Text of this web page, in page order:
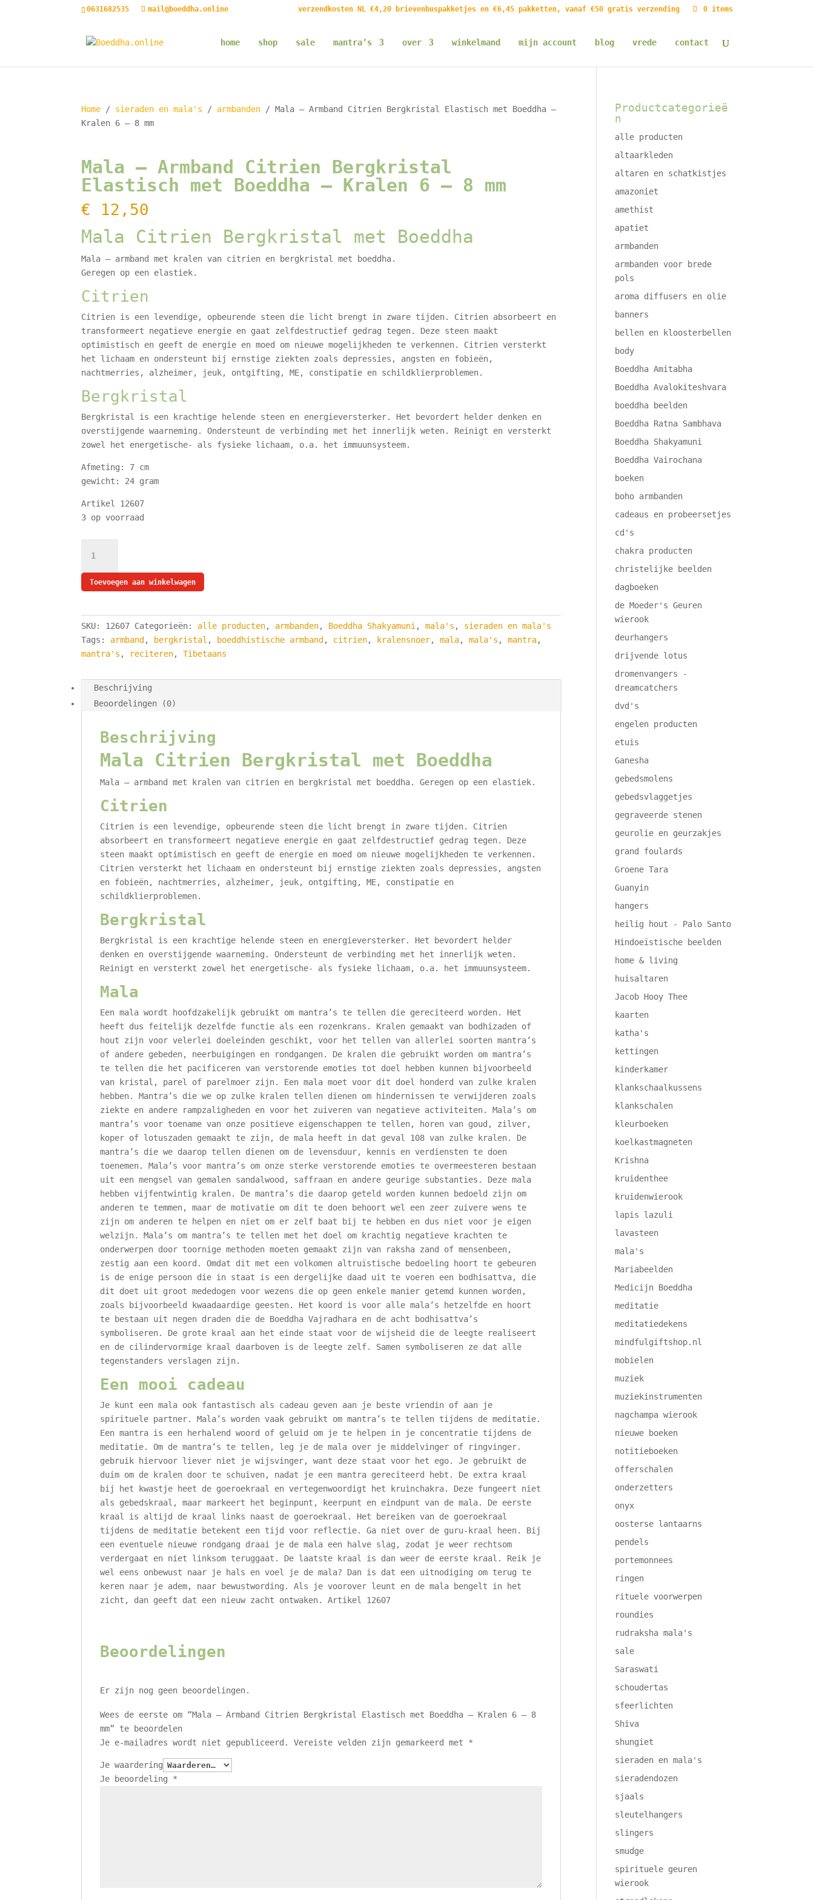
0631682535 mail@boeddha.online verzendkosten NL €4,20 brievenbuspakketjes en €6,45 pakketten, vanaf €50 gratis verzending 0 items
home shop sale mantra’s over winkelmand mijn account blog vrede contact
Home / sieraden en mala's / armbanden / Mala – Armband Citrien Bergkristal Elastisch met Boeddha –
Kralen 6 – 8 mm
Mala – Armband Citrien Bergkristal
Elastisch met Boeddha – Kralen 6 – 8 mm
€ 12,50
Mala Citrien Bergkristal met Boeddha
Mala – armband met kralen van citrien en bergkristal met boeddha.
Geregen op een elastiek.
Citrien
Citrien is een levendige, opbeurende steen die licht brengt in zware tijden. Citrien absorbeert en
transformeert negatieve energie en gaat zelfdestructief gedrag tegen. Deze steen maakt
optimistisch en geeft de energie en moed om nieuwe mogelijkheden te verkennen. Citrien versterkt
het lichaam en ondersteunt bij ernstige ziekten zoals depressies, angsten en fobieën,
nachtmerries, alzheimer, jeuk, ontgifting, ME, constipatie en schildklierproblemen.
Bergkristal
Bergkristal is een krachtige helende steen en energieversterker. Het bevordert helder denken en
overstijgende waarneming. Ondersteunt de verbinding met het innerlijk weten. Reinigt en versterkt
zowel het energetische- als fysieke lichaam, o.a. het immuunsysteem.
Afmeting: 7 cm
gewicht: 24 gram
Artikel 12607
3 op voorraad
Armband
Citrien
Elastisch
met
Boeddha
-
8
aantal
Toevoegen aan winkelwagen
SKU: 12607 Categorieën: alle producten, armbanden, Boeddha Shakyamuni ,mala's , sieraden en mala's
Tags: armband , bergkristal , boeddhistische armband , citrien, kralensnoer,mala,mala's ,mantra,
mantra's , reciteren,Tibetaans
Beschrijving
Beoordelingen (0)
Beschrijving
Mala Citrien Bergkristal met Boeddha
Mala – armband met kralen van citrien en bergkristal met boeddha. Geregen op een elastiek.
Citrien
Citrien is een levendige, opbeurende steen die licht brengt in zware tijden. Citrien
absorbeert en transformeert negatieve energie en gaat zelfdestructief gedrag tegen. Deze
steen maakt optimistisch en geeft de energie en moed om nieuwe mogelijkheden te verkennen.
Citrien versterkt het lichaam en ondersteunt bij ernstige ziekten zoals depressies, angsten
en fobieën, nachtmerries, alzheimer, jeuk, ontgifting, ME, constipatie en
schildklierproblemen.
Bergkristal
Bergkristal is een krachtige helende steen en energieversterker. Het bevordert helder
denken en overstijgende waarneming. Ondersteunt de verbinding met het innerlijk weten.
Reinigt en versterkt zowel het energetische- als fysieke lichaam, o.a. het immuunsysteem.
Mala
Een mala wordt hoofdzakelijk gebruikt om mantra’s te tellen die gereciteerd worden. Het
heeft dus feitelijk dezelfde functie als een rozenkrans. Kralen gemaakt van bodhizaden of
hout zijn voor velerlei doeleinden geschikt, voor het tellen van allerlei soorten mantra’s
of andere gebeden, neerbuigingen en rondgangen. De kralen die gebruikt worden om mantra’s
te tellen die het pacificeren van verstorende emoties tot doel hebben kunnen bijvoorbeeld
van kristal, parel of parelmoer zijn. Een mala moet voor dit doel honderd van zulke kralen
hebben. Mantra’s die we op zulke kralen tellen dienen om hindernissen te verwijderen zoals
ziekte en andere rampzaligheden en voor het zuiveren van negatieve activiteiten. Mala’s om
mantra’s voor toename van onze positieve eigenschappen te tellen, horen van goud, zilver,
koper of lotuszaden gemaakt te zijn, de mala heeft in dat geval 108 van zulke kralen. De
mantra’s die we daarop tellen dienen om de levensduur, kennis en verdiensten te doen
toenemen. Mala’s voor mantra’s om onze sterke verstorende emoties te overmeesteren bestaan
uit een mengsel van gemalen sandalwood, saffraan en andere geurige substanties. Deze mala
hebben vijfentwintig kralen. De mantra’s die daarop geteld worden kunnen bedoeld zijn om
anderen te temmen, maar de motivatie om dit te doen behoort wel een zeer zuivere wens te
zijn om anderen te helpen en niet om er zelf baat bij te hebben en dus niet voor je eigen
welzijn. Mala’s om mantra’s te tellen met het doel om krachtig negatieve krachten te
onderwerpen door toornige methoden moeten gemaakt zijn van raksha zand of mensenbeen,
zestig aan een koord. Omdat dit met een volkomen altruïstische bedoeling hoort te gebeuren
is de enige persoon die in staat is een dergelijke daad uit te voeren een bodhisattva, die
dit doet uit groot mededogen voor wezens die op geen enkele manier getemd kunnen worden,
zoals bijvoorbeeld kwaadaardige geesten. Het koord is voor alle mala’s hetzelfde en hoort
te bestaan uit negen draden die de Boeddha Vajradhara en de acht bodhisattva’s
symboliseren. De grote kraal aan het einde staat voor de wijsheid die de leegte realiseert
en de cilindervormige kraal daarboven is de leegte zelf. Samen symboliseren ze dat alle
tegenstanders verslagen zijn.
Een mooi cadeau
Je kunt een mala ook fantastisch als cadeau geven aan je beste vriendin of aan je
spirituele partner. Mala’s worden vaak gebruikt om mantra’s te tellen tijdens de meditatie.
Een mantra is een herhalend woord of geluid om je te helpen in je concentratie tijdens de
meditatie. Om de mantra’s te tellen, leg je de mala over je middelvinger of ringvinger.
gebruik hiervoor liever niet je wijsvinger, want deze staat voor het ego. Je gebruikt de
duim om de kralen door te schuiven, nadat je een mantra gereciteerd hebt. De extra kraal
bij het kwastje heet de goeroekraal en vertegenwoordigt het kruinchakra. Deze fungeert niet
als gebedskraal, maar markeert het beginpunt, keerpunt en eindpunt van de mala. De eerste
kraal is altijd de kraal links naast de goeroekraal. Het bereiken van de goeroekraal
tijdens de meditatie betekent een tijd voor reflectie. Ga niet over de guru-kraal heen. Bij
een eventuele nieuwe rondgang draai je de mala een halve slag, zodat je weer rechtsom
verdergaat en niet linksom teruggaat. De laatste kraal is dan weer de eerste kraal. Reik je
wel eens onbewust naar je hals en voel je de mala? Dan is dat een uitnodiging om terug te
keren naar je adem, naar bewustwording. Als je voorover leunt en de mala bengelt in het
zicht, dan geeft dat een nieuw zacht ontwaken. Artikel 12607
Beoordelingen
Er zijn nog geen beoordelingen.
Wees de eerste om “Mala – Armband Citrien Bergkristal Elastisch met Boeddha – Kralen 6 – 8
mm” te beoordelen
Je e-mailadres wordt niet gepubliceerd.
Vereiste velden zijn gemarkeerd met *
Je waardering
Je beoordeling *
Productcategorieë
n
alle producten
altaarkleden
altaren en schatkistjes
amazoniet
amethist
apatiet
armbanden
armbanden voor brede
pols
aroma diffusers en olie
banners
bellen en kloosterbellen
body
Boeddha Amitabha
Boeddha Avalokiteshvara
boeddha beelden
Boeddha Ratna Sambhava
Boeddha Shakyamuni
Boeddha Vairochana
boeken
boho armbanden
cadeaus en probeersetjes
cd's
chakra producten
christelijke beelden
dagboeken
de Moeder's Geuren
wierook
deurhangers
drijvende lotus
dromenvangers -
dreamcatchers
dvd's
engelen producten
etuis
Ganesha
gebedsmolens
gebedsvlaggetjes
gegraveerde stenen
geurolie en geurzakjes
grand foulards
Groene Tara
Guanyin
hangers
heilig hout - Palo Santo
Hindoeïstische beelden
home & living
huisaltaren
Jacob Hooy Thee
kaarten
katha's
kettingen
kinderkamer
klankschaalkussens
klankschalen
kleurboeken
koelkastmagneten
Krishna
kruidenthee
kruidenwierook
lapis lazuli
lavasteen
mala's
Mariabeelden
Medicijn Boeddha
meditatie
meditatiedekens
mindfulgiftshop.nl
mobielen
muziek
muziekinstrumenten
nagchampa wierook
nieuwe boeken
notitieboeken
offerschalen
onderzetters
onyx
oosterse lantaarns
pendels
portemonnees
ringen
rituele voorwerpen
roundies
rudraksha mala's
sale
Saraswati
schoudertas
sfeerlichten
Shiva
shungiet
sieraden en mala's
sieradendozen
sjaals
sleutelhangers
slingers
smudge
spirituele geuren
wierook